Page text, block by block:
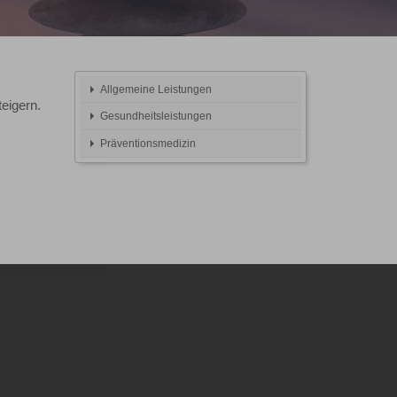
Allgemeine Leistungen
Gesundheitsleistungen
Präventionsmedizin